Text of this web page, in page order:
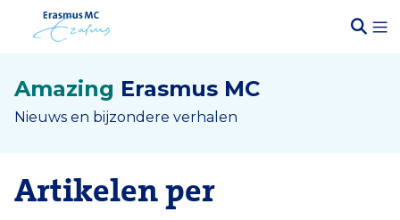
Amazing Erasmus MC
Nieuws en bijzondere verhalen
Artikelen per